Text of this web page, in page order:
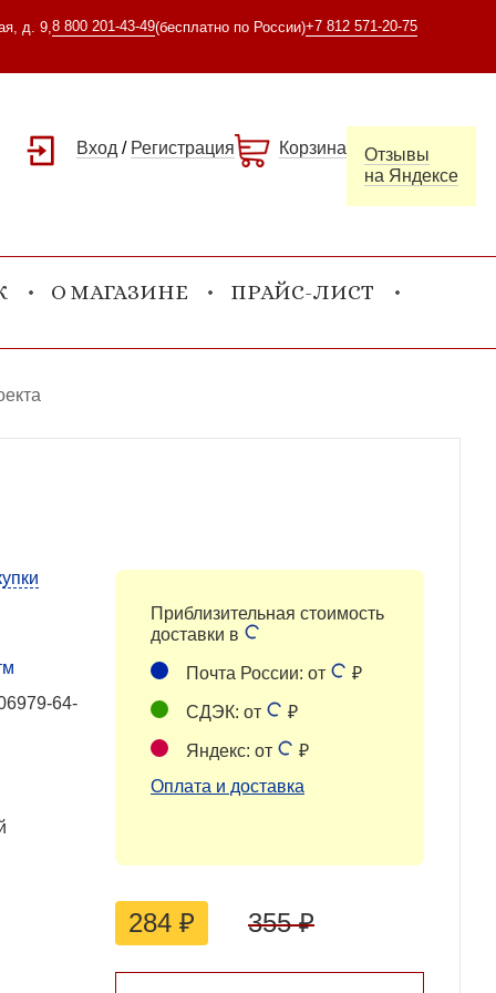
д. 9, 8 800 201-43-49(бесплатно по России)+7 812 571-20-75
Вход / Регистрация Корзина
Отзывы
на Яндексе
О МАГАЗИНЕ ПРАЙС-ЛИСТ
64-
Приблизительная стоимость
доставки в
Почта России: от ₽
СДЭК: от ₽
Яндекс: от
₽
Оплата и доставка
284 ₽ 355₽